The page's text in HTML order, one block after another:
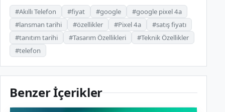
#Akıllı Telefon #fiyat #google
#google pixel 4a
#lansman tarihi
#özellikler #Pixel 4a
#satış fiyatı
#tanıtım tarihi
#Tasarım Özellikleri
#Teknik Özellikler
#telefon
Benzer İçerikler